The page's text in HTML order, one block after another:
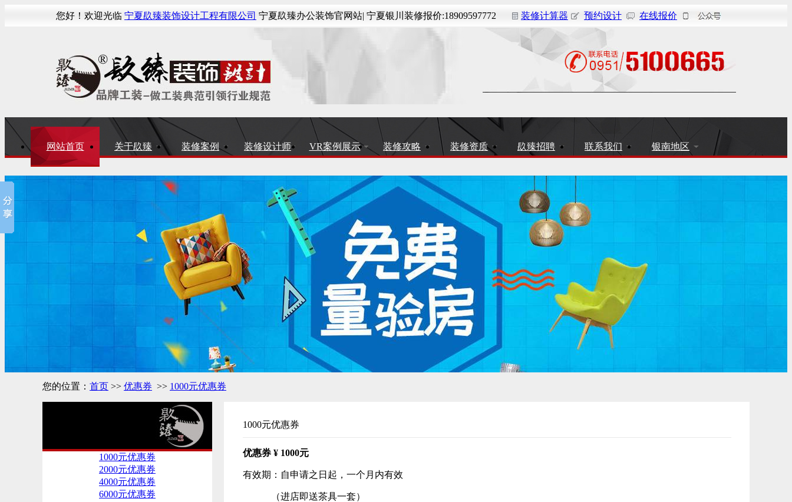
您好！欢迎光临 宁夏镹臻装饰设计工程有限公司 宁夏镹臻办公装饰官网站| 宁夏银川装修报价:18909597772 装修计算器 预约设计 在线报价
网站首页 关于镹臻 装修案例 装修设计师 VR案例展示 装修攻略 装修资质 镹臻招聘 联系我们 银南地区
您的位置： 首页 >> 优惠券 >> 1000元优惠券
1000元优惠券
2000元优惠券
4000元优惠券
6000元优惠券
1000元优惠券
优惠券 ¥ 1000元
有效期：自申请之日起，一个月内有效
（进店即送茶具一套）